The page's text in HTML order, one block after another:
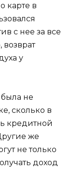
карте в
с нее за все
возврат
у
не
сколько в
кредитной
же
не только
доход